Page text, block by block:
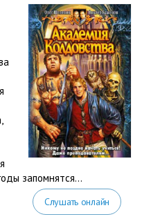
запомнятся...
Слушать онлайн